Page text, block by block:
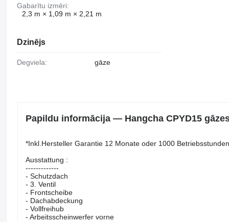
Gabarītu izmēri:
2,3 m × 1,09 m × 2,21 m
Dzinējs
Degviela: gāze
Papildu informācija — Hangcha CPYD15
*Inkl.Hersteller Garantie 12 Monate oder 1000
Ausstattung :
-------------
- Schutzdach
- 3. Ventil
- Frontscheibe
- Dachabdeckung
- Vollfreihub
- Arbeitsscheinwerfer vorne